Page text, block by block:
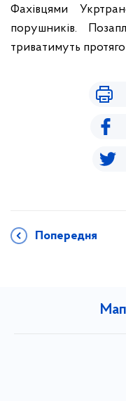
Фахівцями
порушників.
триватимуть
Попередня